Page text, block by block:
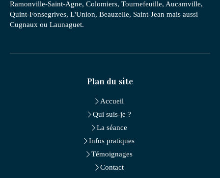
Ramonville-Saint-Agne, Colomiers, Tournefeuille, Aucamville,
Quint-Fonsegrives, L'Union, Beauzelle, Saint-Jean mais aussi
Cugnaux ou Launaguet.
Plan du site
Accueil
Qui suis-je ?
La séance
Infos pratiques
Témoignages
Contact